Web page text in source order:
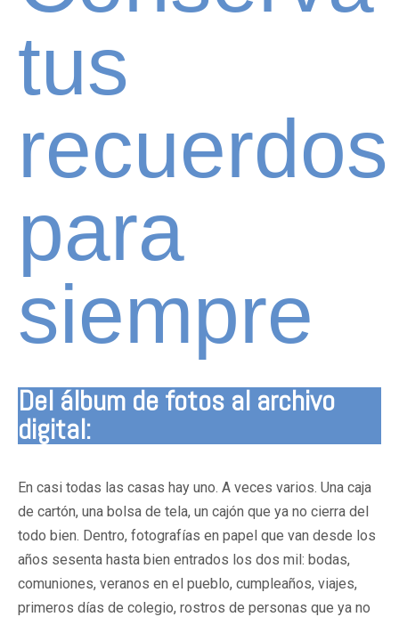
tus
recuerdos
para
siempre
Del álbum de fotos al archivo
digital:
En casi todas las casas hay uno. A veces varios. Una caja
de cartón, una bolsa de tela, un cajón que ya no cierra del
todo bien. Dentro, fotografías en papel que van desde los
años sesenta hasta bien entrados los dos mil: bodas,
comuniones, veranos en el pueblo, cumpleaños, viajes,
primeros días de colegio, rostros de personas que ya no